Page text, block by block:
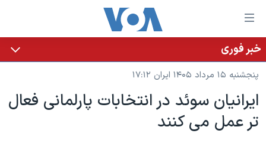
لینکهای
قابل
دسترسی
جهش
محتوای
اصلی
جهش
خانه
نسخه سبک وب‌سایت
موضوع ها
ایران
برنامه های تلویزیونی
خبر فوری
پنجشنبه ۱۵ مرداد ۱۴۰۵ ایران ۱۷:۱۲
ایرانیان سوئد در انتخابات پارلمانی فعال
تر عمل می کنند